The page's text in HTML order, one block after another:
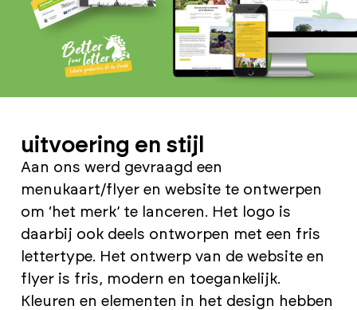
uitvoering en stijl
Aan ons werd gevraagd een
menukaart/flyer en website te ontwerpen
om ‘het merk’ te lanceren. Het logo is
daarbij ook deels ontworpen met een fris
lettertype. Het ontwerp van de website en
flyer is fris, modern en toegankelijk.
Kleuren en elementen in het design hebben